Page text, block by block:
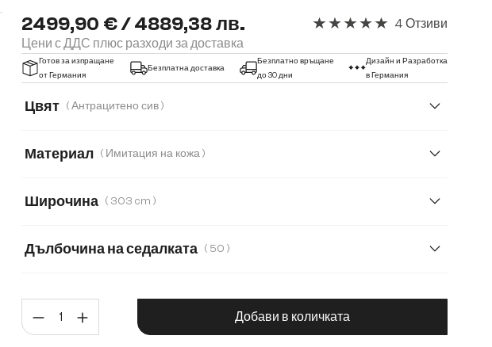
2499,90 € / 4889,38 лв.
Цени с ДДС плюс разходи за доставка
4 Отзиви
Готов за изпращане
от Германия
Безплатна доставка
Безплатно връщане
до 30 дни
Дизайн и Разработка
в Германия
Цвят ( Антрацитено сив )
Материал ( Имитация на кожа )
Широчина ( 303 cm )
Дълбочина на седалката ( 50 )
Количество на продукта: Въведете
Добави в количката